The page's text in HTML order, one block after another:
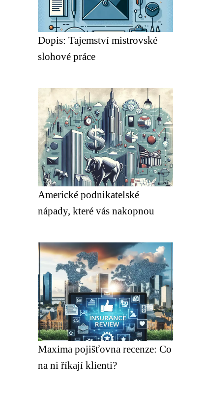
Dopis: Tajemství mistrovské
slohové práce
Americké podnikatelské
nápady, které vás nakopnou
Maxima pojišťovna recenze: Co
na ni říkají klienti?